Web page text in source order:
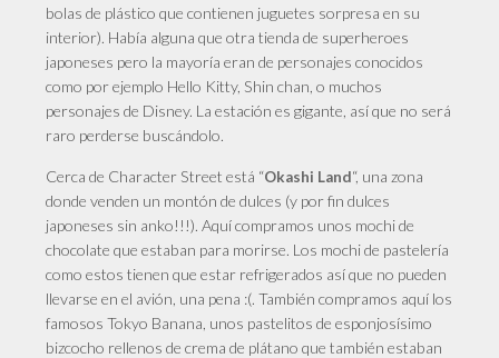
bolas de plástico que contienen juguetes sorpresa en su
interior). Había alguna que otra tienda de superheroes
japoneses pero la mayoría eran de personajes conocidos
como por ejemplo Hello Kitty, Shin chan, o muchos
personajes de Disney. La estación es gigante, así que no será
raro perderse buscándolo.
Cerca de Character Street está “Okashi Land“, una zona
donde venden un montón de dulces (y por fin dulces
japoneses sin anko!!!). Aquí compramos unos mochi de
chocolate que estaban para morirse. Los mochi de pastelería
como estos tienen que estar refrigerados así que no pueden
llevarse en el avión, una pena :(. También compramos aquí los
famosos Tokyo Banana, unos pastelitos de esponjosísimo
bizcocho rellenos de crema de plátano que también estaban